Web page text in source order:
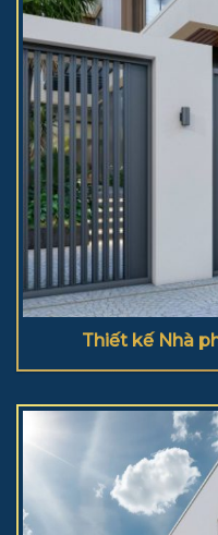
Thiết kế Nhà